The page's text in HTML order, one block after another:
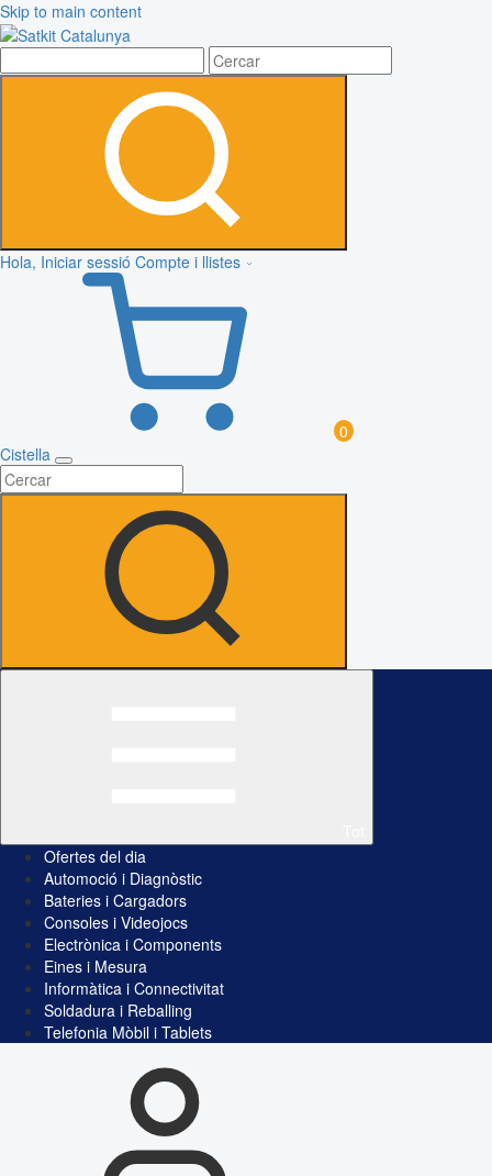
Skip to main content
Hola, Iniciar sessió Compte i llistes
0
Cistella
Ofertes del dia
Automoció i Diagnòstic
Bateries i Cargadors
Consoles i Videojocs
Electrònica i Components
Eines i Mesura
Informàtica i Connectivitat
Soldadura i Reballing
Telefonia Mòbil i Tablets